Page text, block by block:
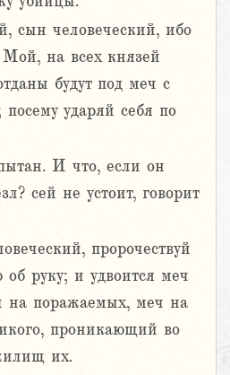
сын человеческий, ибо
на всех князей
будут под меч с
ударяй себя по
И что, если он
сей не устоит, говорит
пророчествуй
руку; и удвоится меч
на поражаемых, меч на
проникающий во
их.